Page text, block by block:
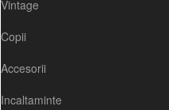
Vintage
Copii
Accesorii
Incaltaminte